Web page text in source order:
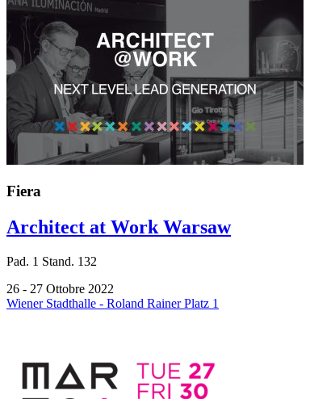
Fiera
Architect at Work Warsaw
Pad. 1 Stand. 132
26 - 27 Ottobre 2022
Wiener Stadthalle - Roland Rainer Platz 1